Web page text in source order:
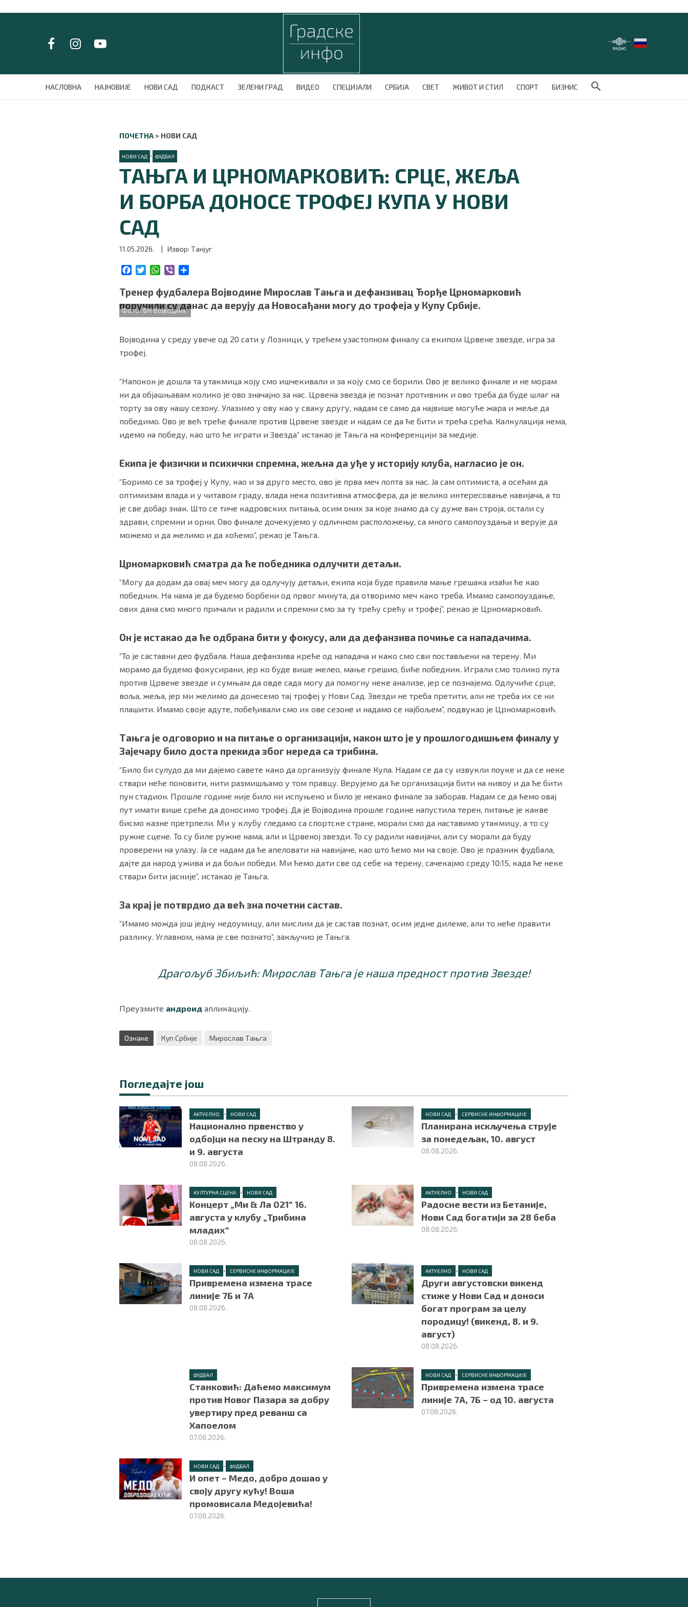
НАСЛОВНА НАЈНОВИЈЕ НОВИ САД ПОДКАСТ ЗЕЛЕНИ ГРАД ВИДЕО СПЕЦИЈАЛИ СРБИЈА СВЕТ ЖИВОТ И СТИЛ СПОРТ БИЗНИС
Search Button
ПОЧЕТНА > НОВИ САД
НОВИ САД • ФУДБАЛ
ТАЊГА И ЦРНОМАРКОВИЋ: СРЦЕ, ЖЕЉА
И БОРБА ДОНОСЕ ТРОФЕЈ КУПА У НОВИ
САД
11.05.2026. | Извор: Танјуг
c
b
k
i
t
t
W
a
t
s
p
b
r
a
e
Тренер фудбалера Војводине Мирослав Тањга и дефанзивац Ђорђе Црномарковић
поручили су данас да верују да Новосађани могу до трофеја у Купу Србије.
Фото: ФК Војводина
Војводина у среду увече од 20 сати у Лозници, у трећем узастопном финалу са екипом Црвене звезде, игра за
трофеј.
“Напокон је дошла та утакмица коју смо ишчекивали и за коју смо се борили. Ово је велико финале и не морам
ни да објашњавам колико је ово значајно за нас. Црвена звезда је познат противник и ово треба да буде шлаг на
торту за ову нашу сезону. Улазимо у ову као у сваку другу, надам се само да највише могуће жара и жеље да
победимо. Ово је већ треће финале против Црвене звезде и надам се да ће бити и трећа срећа. Калкулација нема,
идемо на победу, као што ће играти и Звезда” истакао је Тањга на конференцији за медије.
Екипа је физички и психички спремна, жељна да уђе у историју клуба, нагласио је он.
“Боримо се за трофеј у Купу, као и за друго место, ово је прва меч лопта за нас. Ја сам оптимиста, а осећам да
оптимизам влада и у читавом граду, влада нека позитивна атмосфера, да је велико интересовање навијача, а то
је све добар знак. Што се тиче кадровских питања, осим оних за које знамо да су дуже ван строја, остали су
здрави, спремни и орни. Ово финале дочекујемо у одличном расположењу, са много самопоуздања и верује да
можемо и да желимо и да хоћемо”, рекао је Тањга.
Црномарковић сматра да ће победника одлучити детаљи.
“Могу да додам да овај меч могу да одлучују детаљи, екипа која буде правила мање грешака изаћи ће као
победник. На нама је да будемо борбени од првог минута, да отворимо меч како треба. Имамо самопоуздање,
ових дана смо много причали и радили и спремни смо за ту трећу срећу и трофеј”, рекао је Црномарковић.
Он је истакао да ће одбрана бити у фокусу, али да дефанзива почиње са нападачима.
“То је саставни део фудбала. Наша дефанзива креће од нападача и како смо сви постављени на терену. Ми
морамо да будемо фокусирани, јер ко буде више желео, мање грешио, биће победник. Играли смо толико пута
против Црвене звезде и сумњам да овде сада могу да помогну неке анализе, јер се познајемо. Одлучиће срце,
воља, жеља, јер ми желимо да донесемо тај трофеј у Нови Сад. Звезди не треба претити, али не треба их се ни
плашити. Имамо своје адуте, побеђивали смо их ове сезоне и надамо се најбољем”, подвукао је Црномарковић.
Тањга је одговорио и на питање о организацији, након што је у прошлогодишњем финалу у
Зајечару било доста прекида због нереда са трибина.
“Било би сулудо да ми дајемо савете како да организују финале Купа. Надам се да су извукли поуке и да се неке
ствари неће поновити, нити размишљамо у том правцу. Верујемо да ће организација бити на нивоу и да ће бити
пун стадион. Прошле године није било ни испуњено и било је некако финале за заборав. Надам се да ћемо овај
пут имати више среће да доносимо трофеј. Да је Војводина прошле године напустила терен, питање је какве
бисмо казне претрпели. Ми у клубу гледамо са спортске стране, морали смо да наставимо утакмицу, а то су
ружне сцене. То су биле ружне нама, али и Црвеној звезди. То су радили навијачи, али су морали да буду
проверени на улазу. Ја се надам да ће апеловати на навијаче, као што ћемо ми на своје. Ово је празник фудбала,
дајте да народ ужива и да бољи победи. Ми ћемо дати све од себе на терену, сачекајмо среду 10:15, када ће неке
ствари бити јасније”, истакао је Тањга.
За крај је потврдио да већ зна почетни састав.
“Имамо можда још једну недоумицу, али мислим да је састав познат, осим једне дилеме, али то неће правити
разлику. Углавном, нама је све познато”, закључио је Тањга.
Драгољуб Збиљић: Мирослав Тањга је наша предност против Звезде!
Преузмите андроид апликацију.
Ознаке Куп Србије Мирослав Тањга
Погледајте још
АКТУЕЛНО • НОВИ САД
Национално првенство у
одбојци на песку на Штранду 8.
и 9. августа
08.08.2026.
НОВИ САД • СЕРВИСНЕ ИНФОРМАЦИЈЕ
Планирана искључења струје
за понедељак, 10. август
08.08.2026.
КУЛТУРНА СЦЕНА • НОВИ САД
Концерт „Ми & Ла 021“ 16.
августа у клубу „Трибина
младих“
08.08.2026.
АКТУЕЛНО • НОВИ САД
Радосне вести из Бетаније,
Нови Сад богатији за 28 беба
08.08.2026.
НОВИ САД • СЕРВИСНЕ ИНФОРМАЦИЈЕ
Привремена измена трасе
линије 7Б и 7А
08.08.2026.
АКТУЕЛНО • НОВИ САД
Други августовски викенд
стиже у Нови Сад и доноси
богат програм за целу
породицу! (викенд, 8. и 9.
август)
08.08.2026.
ФУДБАЛ
Станковић: Даћемо максимум
против Новог Пазара за добру
увертиру пред реванш са
Хапоелом
07.08.2026.
НОВИ САД • СЕРВИСНЕ ИНФОРМАЦИЈЕ
Привремена измена трасе
линије 7А, 7Б – од 10. августа
07.08.2026.
НОВИ САД • ФУДБАЛ
И опет – Медо, добро дошао у
своју другу кућу! Воша
промовисала Медојевића!
07.08.2026.
НАСЛОВНА
НАЈНОВИЈЕ
redakcija@gradskeinfo.rs
ПРАТИТЕ НАС
ПРЕУЗМИТЕ НАШУ АПЛИКАЦИЈУ